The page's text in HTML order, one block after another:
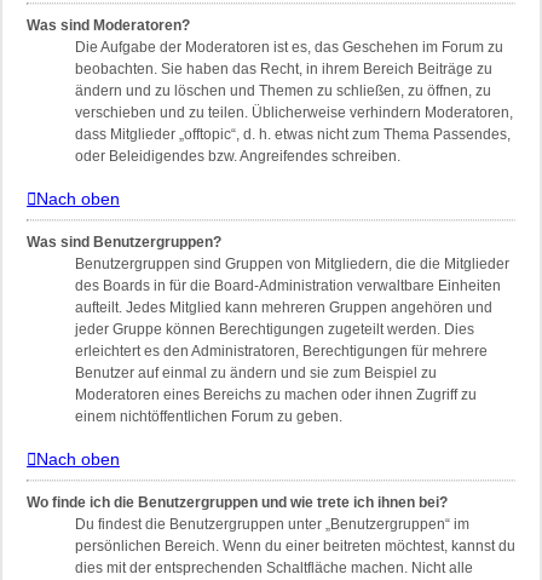
Was sind Moderatoren?
Die Aufgabe der Moderatoren ist es, das Geschehen im Forum zu
beobachten. Sie haben das Recht, in ihrem Bereich Beiträge zu
ändern und zu löschen und Themen zu schließen, zu öffnen, zu
verschieben und zu teilen. Üblicherweise verhindern Moderatoren,
dass Mitglieder „offtopic“, d. h. etwas nicht zum Thema Passendes,
oder Beleidigendes bzw. Angreifendes schreiben.
Nach oben
Was sind Benutzergruppen?
Benutzergruppen sind Gruppen von Mitgliedern, die die Mitglieder
des Boards in für die Board-Administration verwaltbare Einheiten
aufteilt. Jedes Mitglied kann mehreren Gruppen angehören und
jeder Gruppe können Berechtigungen zugeteilt werden. Dies
erleichtert es den Administratoren, Berechtigungen für mehrere
Benutzer auf einmal zu ändern und sie zum Beispiel zu
Moderatoren eines Bereichs zu machen oder ihnen Zugriff zu
einem nichtöffentlichen Forum zu geben.
Nach oben
Wo finde ich die Benutzergruppen und wie trete ich ihnen bei?
Du findest die Benutzergruppen unter „Benutzergruppen“ im
persönlichen Bereich. Wenn du einer beitreten möchtest, kannst du
dies mit der entsprechenden Schaltfläche machen. Nicht alle